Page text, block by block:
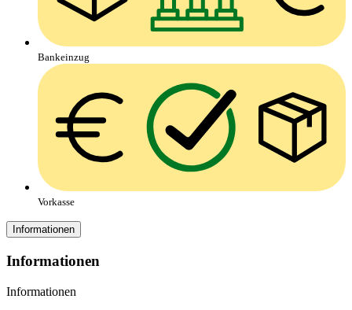
Bankeinzug
Vorkasse
Informationen
Informationen
Informationen